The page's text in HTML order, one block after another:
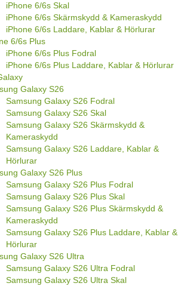
iPhone 6/6s Skal
iPhone 6/6s Skärmskydd & Kameraskydd
iPhone 6/6s Laddare, Kablar & Hörlurar
6/6s Plus
iPhone 6/6s Plus Fodral
iPhone 6/6s Plus Laddare, Kablar & Hörlurar
Galaxy S26
Samsung Galaxy S26 Fodral
Samsung Galaxy S26 Skal
Samsung Galaxy S26 Skärmskydd &
Kameraskydd
Samsung Galaxy S26 Laddare, Kablar &
Hörlurar
Galaxy S26 Plus
Samsung Galaxy S26 Plus Fodral
Samsung Galaxy S26 Plus Skal
Samsung Galaxy S26 Plus Skärmskydd &
Kameraskydd
Samsung Galaxy S26 Plus Laddare, Kablar &
Hörlurar
Galaxy S26 Ultra
Samsung Galaxy S26 Ultra Fodral
Samsung Galaxy S26 Ultra Skal